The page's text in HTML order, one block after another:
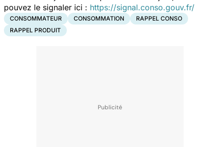
pouvez le signaler ici : https://signal.conso.gouv.fr/
CONSOMMATEUR CONSOMMATION
RAPPEL CONSO
RAPPEL PRODUIT